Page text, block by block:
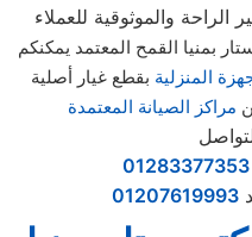
بمنيا القمح المعتمد يمكنكم
المنزلية بقطع غيار أصلية
مراكز الصيانة المعتمدة
01283377353
01207619993